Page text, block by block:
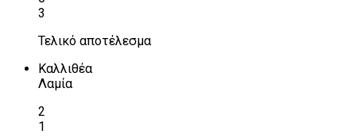
3
Τελικό αποτέλεσμα
Καλλιθέα
Λαμία
2
1